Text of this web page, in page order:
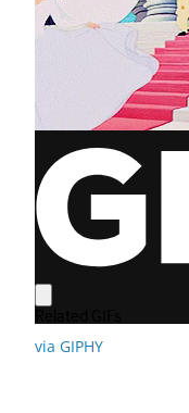
via GIPHY